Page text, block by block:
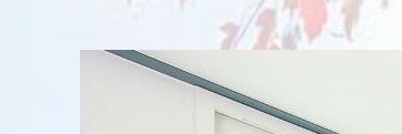
Hit enter to search or ESC to close